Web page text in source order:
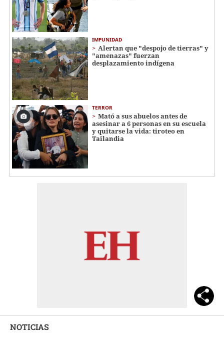
IMPUNIDAD
Alertan que "despojo de tierras" y
"amenazas" fuerzan
desplazamiento indígena
TERROR
Mató a sus abuelos antes de
asesinar a 6 personas en su escuela
y quitarse la vida: tiroteo en
Tailandia
NOTICIAS